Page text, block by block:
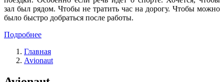
зал был рядом. Чтобы не тратить час на дорогу. Чтобы можно
было быстро добраться после работы.
Подробнее
Главная
Avionaut